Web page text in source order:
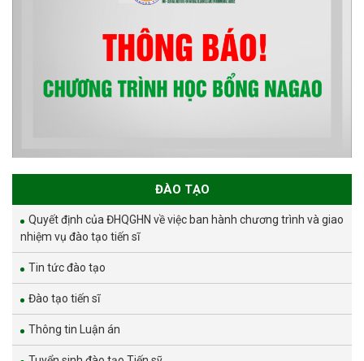
ĐÀO TẠO
Quyết định của ĐHQGHN về việc ban hành chương trình và giao
nhiệm vụ đào tạo tiến sĩ
Tin tức đào tạo
Đào tạo tiến sĩ
Thông tin Luận án